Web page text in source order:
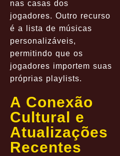
nas casas dos
jogadores. Outro recurso
é a lista de músicas
personalizáveis,
permitindo que os
jogadores importem suas
próprias playlists.
A Conexão
Cultural e
Atualizações
Recentes